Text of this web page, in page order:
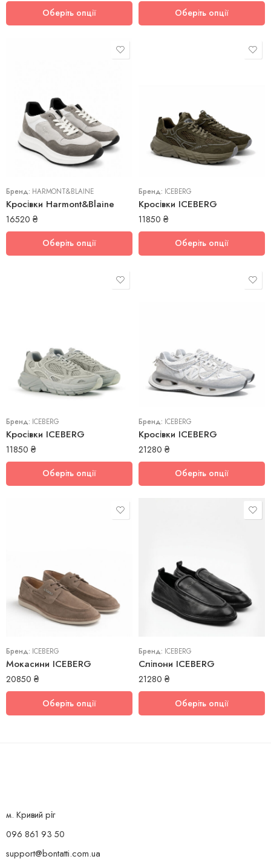
Оберіть опції Оберіть опції
Бренд: HARMONT&BLAINE
Кросівки Harmont&Blaine
16520 ₴
40
41
42
43
45
Оберіть опції
Бренд: ICEBERG
Кросівки ICEBERG
11850 ₴
42
45
Оберіть опції
Бренд: ICEBERG
Кросівки ICEBERG
11850 ₴
41
42
43
Оберіть опції
Бренд: ICEBERG
Кросівки ICEBERG
21280 ₴
40
42
Оберіть опції
Бренд: ICEBERG
Мокасини ICEBERG
20850 ₴
42
43
45
Оберіть опції
Бренд: ICEBERG
Сліпони ICEBERG
21280 ₴
Оберіть опції
м. Кривий ріг
096 861 93 50
support@bontatti.com.ua